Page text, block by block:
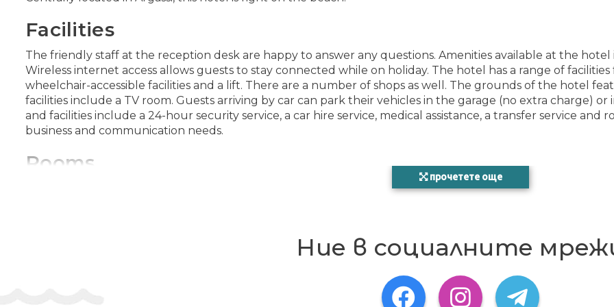
Facilities
The friendly staff at the reception desk are happy to answer any questions. Amenities available at the hotel
Wireless internet access allows guests to stay connected while on holiday. The hotel has a range of
wheelchair-accessible facilities and a lift. There are a number of shops as well. The grounds of the hotel
facilities include a TV room. Guests arriving by car can park their vehicles in the garage (no extra charge)
and facilities include a 24-hour security service, a car hire service, medical assistance, a transfer service and
business and communication needs.
Rooms
Air conditioning and central heating ensure that rooms maintain comfortable temperatures. In most units,
The outdoor pool complex includes a children's swimming area and is ideal for working out or just relaxing.
прочетете още
Ние в социалните